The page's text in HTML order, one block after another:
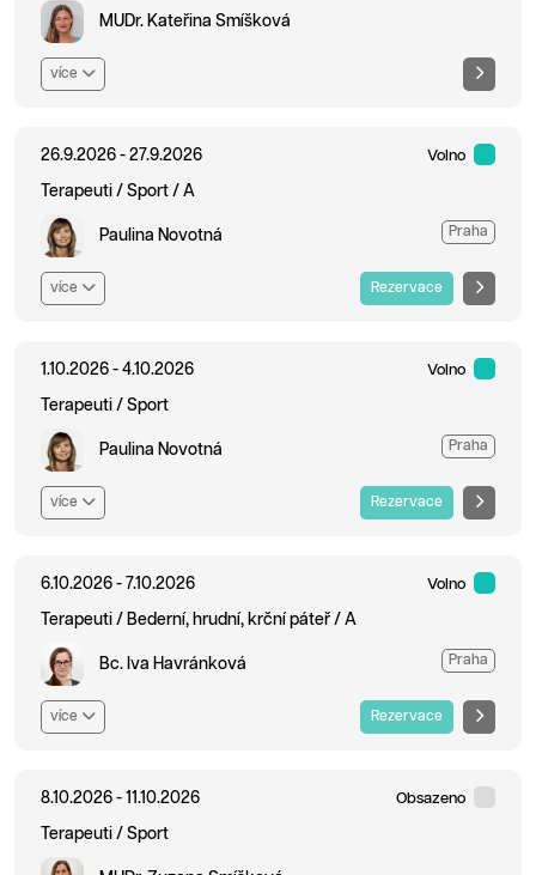
MUDr. Kateřina Smíšková
více
26.9.2026 - 27.9.2026 Volno
Terapeuti / Sport / A
Paulina Novotná Praha
více Rezervace
1.10.2026 - 4.10.2026 Volno
Terapeuti / Sport
Paulina Novotná Praha
více Rezervace
6.10.2026 - 7.10.2026 Volno
Terapeuti / Bederní, hrudní, krční páteř / A
Bc. Iva Havránková Praha
více Rezervace
8.10.2026 - 11.10.2026 Obsazeno
Terapeuti / Sport